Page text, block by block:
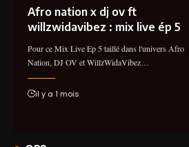
Afro nation x dj ov ft
willzwidavibez : mix live ép 5
Pour ce Mix Live Ep 5 taillé dans l'univers Afro
Nation, DJ OV et WillzWidaVibez…
il y a 1 mois